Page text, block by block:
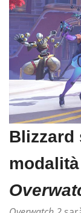
Blizzard